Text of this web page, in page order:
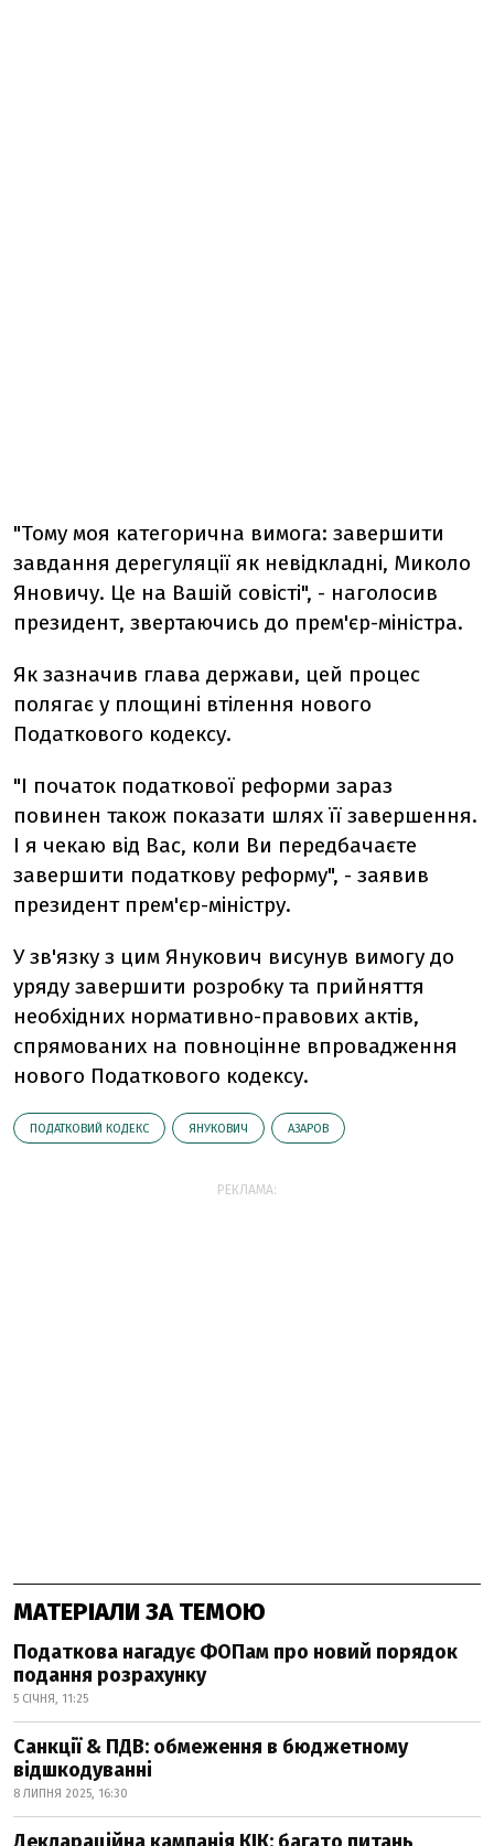
"Тому моя категорична вимога: завершити
завдання дерегуляції як невідкладні, Миколо
Яновичу. Це на Вашій совісті", - наголосив
президент, звертаючись до прем'єр-міністра.
Як зазначив глава держави, цей процес
полягає у площині втілення нового
Податкового кодексу.
"І початок податкової реформи зараз
повинен також показати шлях її завершення.
І я чекаю від Вас, коли Ви передбачаєте
завершити податкову реформу", - заявив
президент прем'єр-міністру.
У зв'язку з цим Янукович висунув вимогу до
уряду завершити розробку та прийняття
необхідних нормативно-правових актів,
спрямованих на повноцінне впровадження
нового Податкового кодексу.
ПОДАТКОВИЙ КОДЕКС ЯНУКОВИЧ АЗАРОВ
РЕКЛАМА:
МАТЕРІАЛИ ЗА ТЕМОЮ
Податкова нагадує ФОПам про новий порядок
подання розрахунку
5 СІЧНЯ, 11:25
Санкції & ПДВ: обмеження в бюджетному
відшкодуванні
8 ЛИПНЯ 2025, 16:30